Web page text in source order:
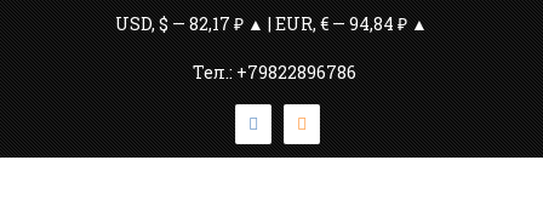
USD, $ — 82,17 ₽ ▲ | EUR, € — 94,84 ₽ ▲
Тел.: +79822896786